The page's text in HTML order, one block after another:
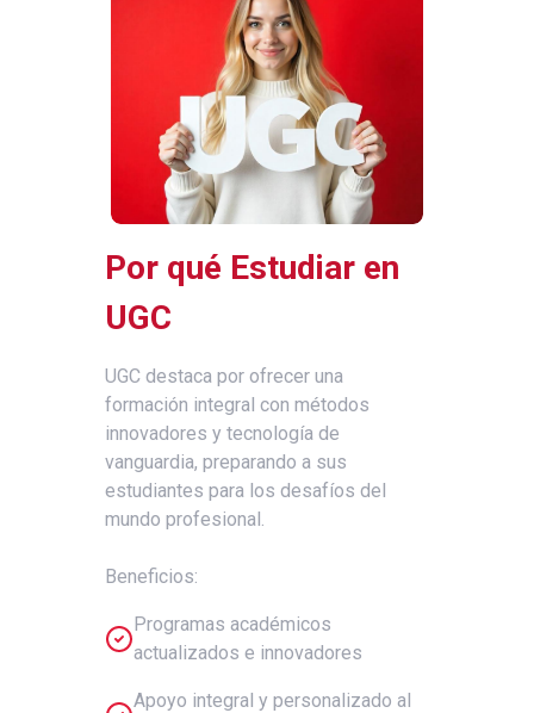
Por qué Estudiar en
UGC
UGC destaca por ofrecer una
formación integral con métodos
innovadores y tecnología de
vanguardia, preparando a sus
estudiantes para los desafíos del
mundo profesional.
Beneficios:
Programas académicos
actualizados e innovadores
Apoyo integral y personalizado al